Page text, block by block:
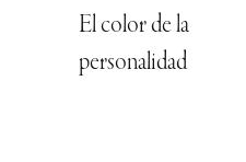
El color de la
personalidad